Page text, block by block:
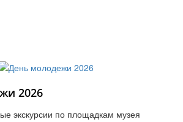
2026
экскурсии по площадкам музея